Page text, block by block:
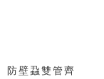
壁蝨雙管齊